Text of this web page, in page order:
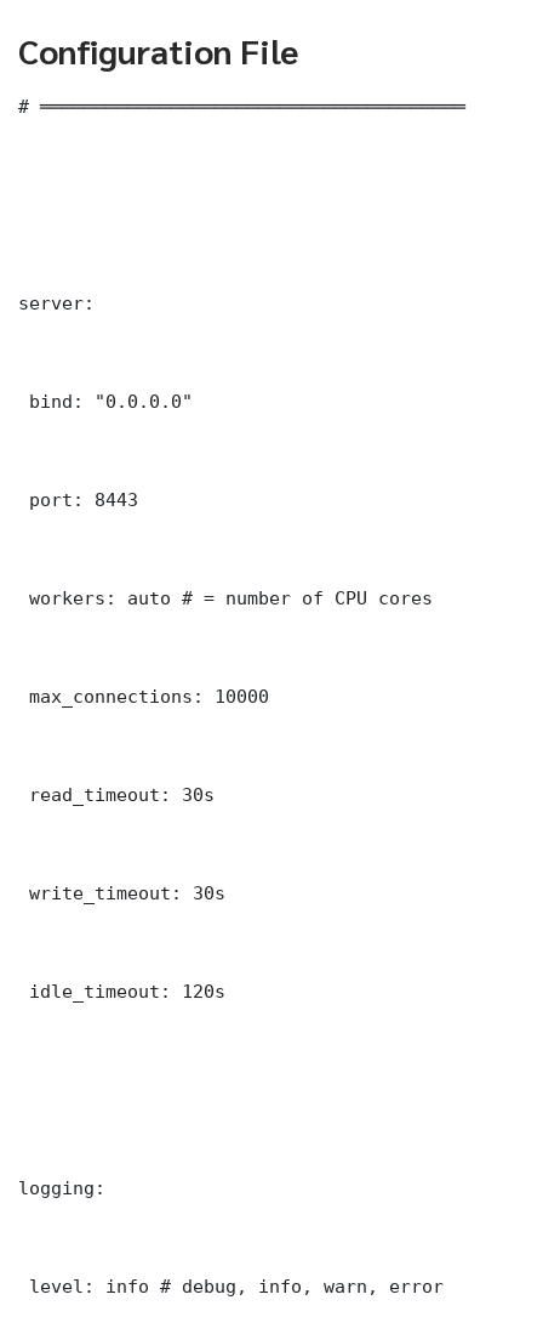
Configuration File
# ═══════════════════════════════════════
server:
bind: "0.0.0.0"
port: 8443
workers: auto # = number of CPU cores
max_connections: 10000
read_timeout: 30s
write_timeout: 30s
idle_timeout: 120s
logging:
level: info # debug, info, warn, error